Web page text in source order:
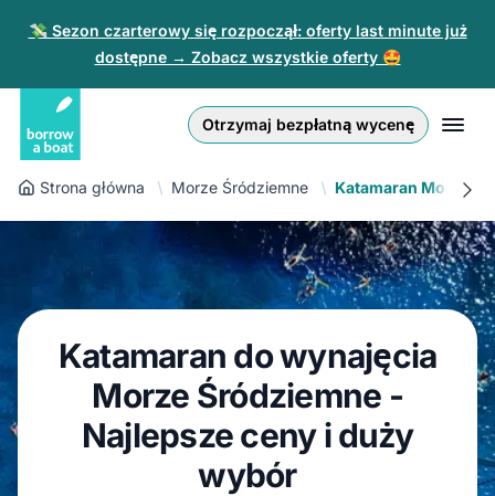
💸 Sezon czarterowy się rozpoczął: oferty last minute już
dostępne → Zobacz wszystkie oferty 🤩
Otrzymaj bezpłatną wycenę
Zaloguj się
Zarejestruj się
Dla partnerów
zł PLN
Euro
Złoty
English (UK)
Nederlands
Español
Français
Polski
Strona główna Morze Śródziemne Katamaran Morze
Katamaran do wynajęcia
Morze Śródziemne -
Najlepsze ceny i duży
wybór